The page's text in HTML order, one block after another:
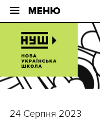
МЕНЮ
24 Серпня 2023